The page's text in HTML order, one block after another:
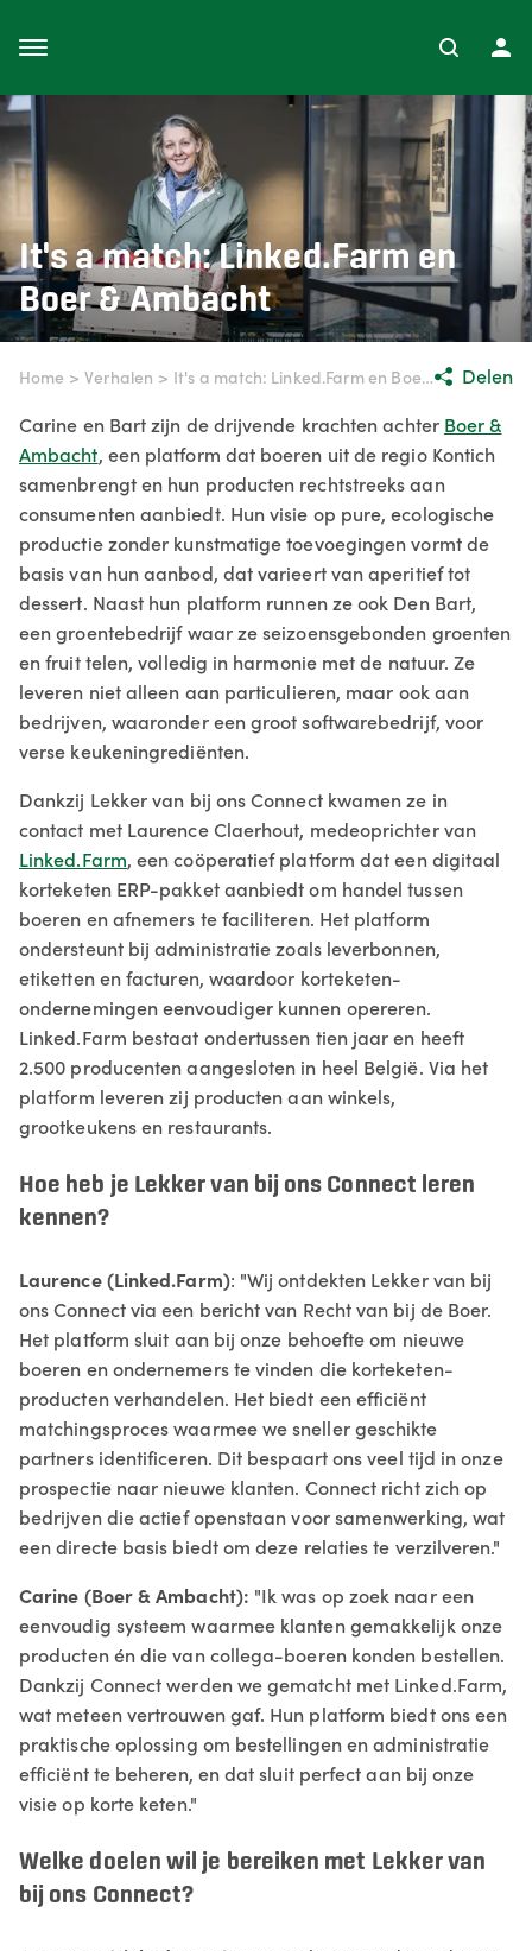
It's a match: Linked.Farm en
Boer & Ambacht
Home > Verhalen > It's a match: Linked.Farm en Boer & Ambacht
Delen
Carine en Bart zijn de drijvende krachten achter Boer &
Ambacht, een platform dat boeren uit de regio Kontich
samenbrengt en hun producten rechtstreeks aan
consumenten aanbiedt. Hun visie op pure, ecologische
productie zonder kunstmatige toevoegingen vormt de
basis van hun aanbod, dat varieert van aperitief tot
dessert. Naast hun platform runnen ze ook Den Bart,
een groentebedrijf waar ze seizoensgebonden groenten
en fruit telen, volledig in harmonie met de natuur. Ze
leveren niet alleen aan particulieren, maar ook aan
bedrijven, waaronder een groot softwarebedrijf, voor
verse keukeningrediënten.
Dankzij Lekker van bij ons Connect kwamen ze in
contact met Laurence Claerhout, medeoprichter van
Linked.Farm, een coöperatief platform dat een digitaal
korteketen ERP-pakket aanbiedt om handel tussen
boeren en afnemers te faciliteren. Het platform
ondersteunt bij administratie zoals leverbonnen,
etiketten en facturen, waardoor korteketen-
ondernemingen eenvoudiger kunnen opereren.
Linked.Farm bestaat ondertussen tien jaar en heeft
2.500 producenten aangesloten in heel België. Via het
platform leveren zij producten aan winkels,
grootkeukens en restaurants.
Hoe heb je Lekker van bij ons Connect leren
kennen?
Laurence (Linked.Farm): "Wij ontdekten Lekker van bij
ons Connect via een bericht van Recht van bij de Boer.
Het platform sluit aan bij onze behoefte om nieuwe
boeren en ondernemers te vinden die korteketen-
producten verhandelen. Het biedt een efficiënt
matchingsproces waarmee we sneller geschikte
partners identificeren. Dit bespaart ons veel tijd in onze
prospectie naar nieuwe klanten. Connect richt zich op
bedrijven die actief openstaan voor samenwerking, wat
een directe basis biedt om deze relaties te verzilveren."
Carine (Boer & Ambacht): "Ik was op zoek naar een
eenvoudig systeem waarmee klanten gemakkelijk onze
producten én die van collega-boeren konden bestellen.
Dankzij Connect werden we gematcht met Linked.Farm,
wat meteen vertrouwen gaf. Hun platform biedt ons een
praktische oplossing om bestellingen en administratie
efficiënt te beheren, en dat sluit perfect aan bij onze
visie op korte keten."
Welke doelen wil je bereiken met Lekker van
bij ons Connect?